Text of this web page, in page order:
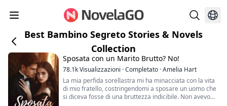
Best Bambino Segreto Stories & Novels
Collection
Sposata con un Marito Brutto? No!
78.1kVisualizzazioni ·Completato ·Amelia Hart
La mia perfida sorellastra mi ha minacciata con la vita
di mio fratello, costringendomi a sposare un uomo che
si diceva fosse di una bruttezza indicibile. Non avevo